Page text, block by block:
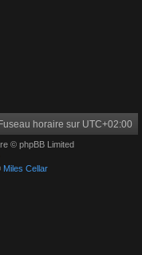
Fuseau horaire sur UTC+02:00
© phpBB Limited
Miles Cellar